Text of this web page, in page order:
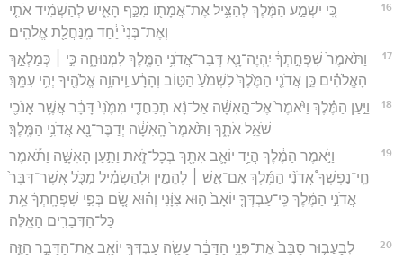
16
כִּ֚י יִשְׁמַ֣ע הַמֶּ֔לֶךְ לְהַצִּ֥יל אֶת־אֲמָת֖וֹ מִכַּ֣ף הָאִ֑ישׁ לְהַשְׁמִ֨יד אֹתִ֤י
וְאֶת־בְּנִי֙ יַ֔חַד מִֽנַּחֲלַ֖ת אֱלֹהִֽים׃
17
וַתֹּ֙אמֶר֙ שִׁפְחָ֣תְךָ֔ יִֽהְיֶה־נָּ֛א דְּבַר־אֲדֹנִ֥י הַמֶּ֖לֶךְ לִמְנוּחָ֑ה כִּ֣י ׀ כְּמַלְאַ֣ךְ
הָאֱלֹהִ֗ים כֵּ֣ן אֲדֹנִ֤י הַמֶּ֙לֶךְ֙ לִשְׁמֹ֙עַ֙ הַטּ֣וֹב וְהָרָ֔ע וַֽיהוָ֥ה אֱלֹהֶ֖יךָ יְהִ֥י עִמָּֽךְ׃
18
וַיַּ֣עַן הַמֶּ֗לֶךְ וַיֹּ֙אמֶר֙ אֶל־הָ֣אִשָּׁ֔ה אַל־נָ֨א תְכַחֲדִ֤י מִמֶּ֙נִּי֙ דָּבָ֔ר אֲשֶׁ֥ר אָנֹכִ֖י
שֹׁאֵ֣ל אֹתָ֑ךְ וַתֹּ֙אמֶר֙ הָֽאִשָּׁ֔ה יְדַבֶּר־נָ֖א אֲדֹנִ֥י הַמֶּֽלֶךְ׃
19
וַיֹּ֣אמֶר הַמֶּ֔לֶךְ הֲיַ֥ד יוֹאָ֛ב אִתָּ֖ךְ בְּכָל־זֹ֑את וַתַּ֣עַן הָאִשָּׁ֣ה וַתֹּ֡אמֶר
חֵֽי־נַפְשְׁךָ֩ אֲדֹנִ֨י הַמֶּ֜לֶךְ אִם־אִ֣שׁ ׀ לְהֵמִ֣ין וּלְהַשְׂמִ֗יל מִכֹּ֤ל אֲשֶׁר־דִּבֶּר֙
אֲדֹנִ֣י הַמֶּ֔לֶךְ כִּֽי־עַבְדְּךָ֤ יוֹאָב֙ ה֣וּא צִוָּ֔נִי וְה֗וּא שָׂ֚ם בְּפִ֣י שִׁפְחָֽתְךָ֔ אֵ֥ת
כָּל־הַדְּבָרִ֖ים הָאֵֽלֶּה׃
20
לְבַעֲב֤וּר סַבֵּב֙ אֶת־פְּנֵ֣י הַדָּבָ֔ר עָשָׂ֛ה עַבְדְּךָ֥ יוֹאָ֖ב אֶת־הַדָּבָ֣ר הַזֶּ֑ה